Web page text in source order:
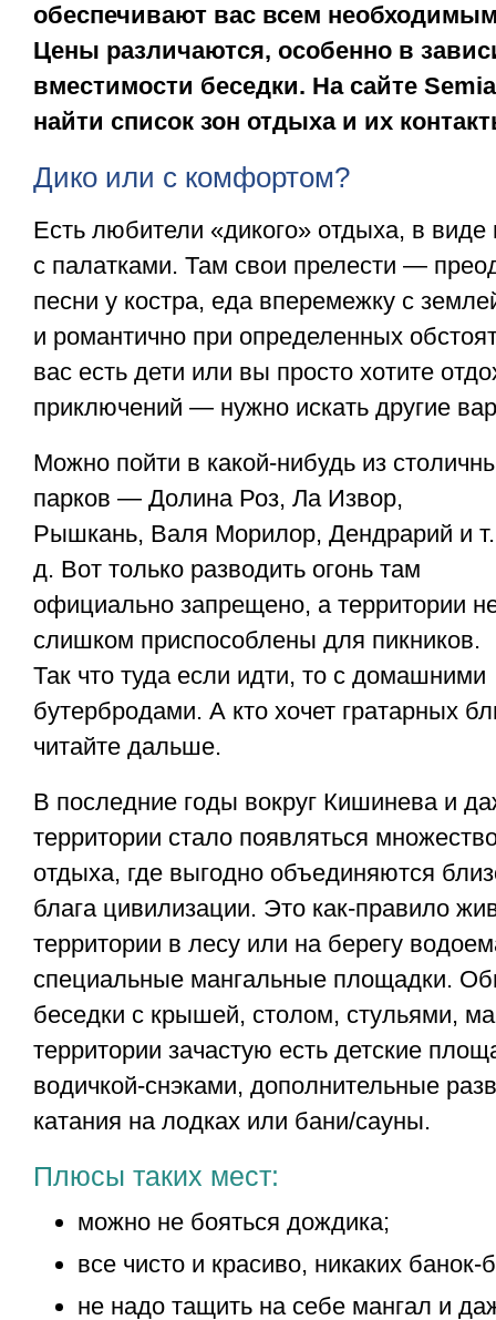
обеспечивают вас всем
Цены различаются, особенно в
вместимости беседки. На сайте
найти список зон отдыха и их
Дико или с комфортом?
Есть любители «дикого» отдыха, в виде
с палатками. Там свои прелести —
песни у костра, еда вперемежку с
и романтично при определенных
вас есть дети или вы просто хотите
приключений — нужно искать другие
Можно пойти в какой-нибудь из
парков — Долина Роз, Ла Извор,
Рышкань, Валя Морилор, Дендрарий и т.
д. Вот только разводить огонь там
официально запрещено, а территории
слишком приспособлены для пикников.
Так что туда если идти, то с домашними
бутербродами. А кто хочет гратарных
читайте дальше.
В последние годы вокруг Кишинева и
территории стало появляться
отдыха, где выгодно объединяются
блага цивилизации. Это как-правило
территории в лесу или на берегу
специальные мангальные площадки.
беседки с крышей, столом, стульями,
территории зачастую есть детские
водичкой-снэками, дополнительные
катания на лодках или бани/сауны.
Плюсы таких мест:
можно не бояться дождика;
все чисто и красиво, никаких банок-
не надо тащить на себе мангал и